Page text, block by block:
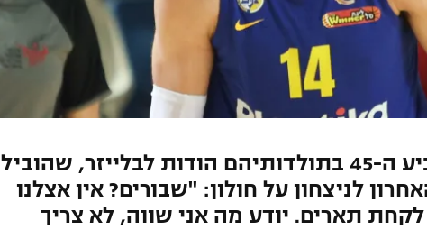
הצהובים ייאבקו על הגביע ה-45 בתולדותיהם הודות לבלייזר, שהוביל
17 ברבע האחרון לניצחון על חולון: "שבורים? אין אצלנו
תארים. יודע מה אני שווה, לא צריך